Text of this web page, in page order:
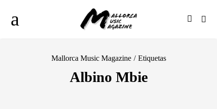
Mallorca Music Magazine / Etiquetas
Albino Mbie